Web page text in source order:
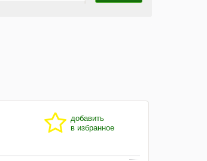
добавить
в избранное